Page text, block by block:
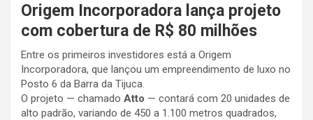
Origem Incorporadora lança projeto
com cobertura de R$ 80 milhões
Entre os primeiros investidores está a Origem
Incorporadora, que lançou um empreendimento de luxo no
Posto 6 da Barra da Tijuca.
O projeto — chamado Atto — contará com 20 unidades de
alto padrão, variando de 450 a 1.100 metros quadrados,